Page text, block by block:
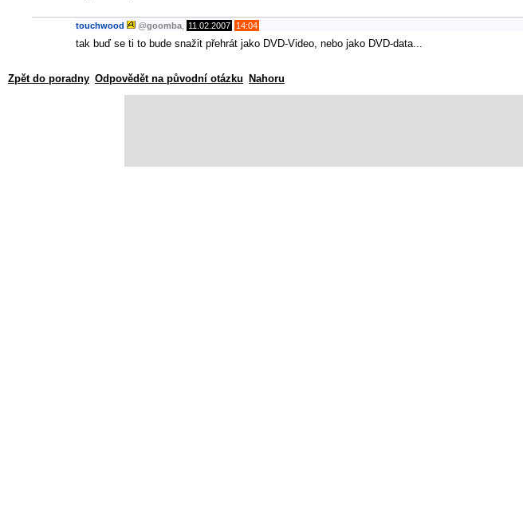
touchwood @goomba 11.02.2007 14:04
tak buď se ti to bude snažit přehrát jako DVD-Video, nebo jako DVD-data...
Zpět do poradny Odpovědět na původní otázku Nahoru